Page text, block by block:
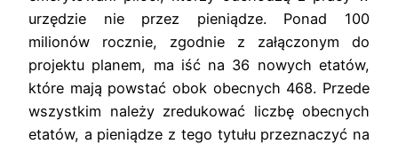
urzędzie nie przez pieniądze. Ponad 100
milionów rocznie, zgodnie z załączonym do
projektu planem, ma iść na 36 nowych etatów,
które mają powstać obok obecnych 468. Przede
wszystkim należy zredukować liczbę obecnych
etatów, a pieniądze z tego tytułu przeznaczyć na